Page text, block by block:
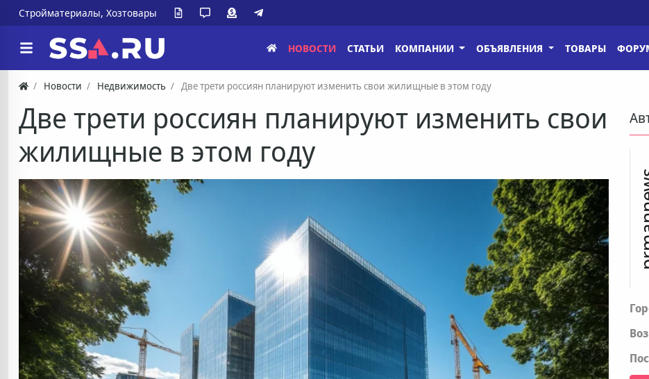
Стройматериалы, Хозтовары
НОВОСТИ СТАТЬИ КОМПАНИИ ОБЪЯВЛЕНИЯ ТОВАРЫ
Новости Недвижимость Две трети россиян планируют изменить свои жилищные в этом году
Две трети россиян планируют изменить свои
жилищные в этом году